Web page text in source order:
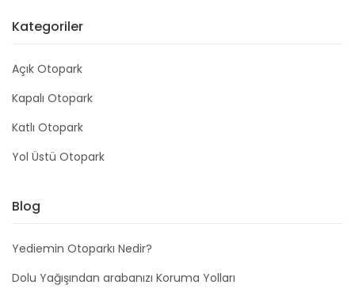
Kategoriler
Açık Otopark
Kapalı Otopark
Katlı Otopark
Yol Üstü Otopark
Blog
Yediemin Otoparkı Nedir?
Dolu Yağışından arabanızı Koruma Yolları